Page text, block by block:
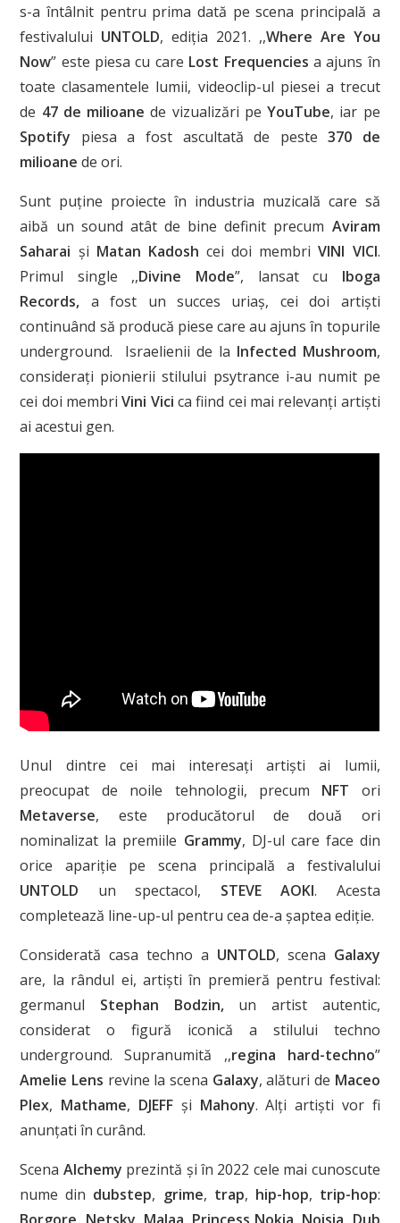
s-a întâlnit pentru prima dată pe scena principală a
festivalului UNTOLD, ediția 2021. ,,Where Are You
Now” este piesa cu care Lost Frequencies a ajuns în
toate clasamentele lumii, videoclip-ul piesei a trecut
de 47 de milioane de vizualizări peYouTube, iar pe
Spotify piesa a fost ascultată de peste370 de
milioane de ori.
Sunt puține proiecte în industria muzicală care să
aibă un sound atât de bine definit precum Aviram
Saharai și Matan Kadosh cei doi membriVINI VICI.
Primul single ,,Divine Mode”, lansat cu Iboga
Records, a fost un succes uriaș, cei doi artiști
continuând să producă piese care au ajuns în topurile
underground. Israelienii de la Infected Mushroom,
considerați pionierii stilului psytrance i-au numit pe
cei doi membriVini Vici ca fiind cei mai relevanți artiști
ai acestui gen.
Unul dintre cei mai interesați artiști ai lumii,
preocupat de noile tehnologii, precum NFT ori
Metaverse, este producătorul de două ori
nominalizat la premiile Grammy, DJ-ul care face din
orice apariție pe scena principală a festivalului
UNTOLD un spectacol, STEVE AOKI. Acesta
completează line-up-ul pentru cea de-a șaptea ediție.
Considerată casa techno a UNTOLD, scena Galaxy
are, la rândul ei, artiști în premieră pentru festival:
germanul Stephan Bodzin,un artist autentic,
considerat o figură iconică a stilului techno
underground. Supranumită ,,regina hard-techno”
Amelie Lens revine la scena Galaxy, alături de Maceo
Plex, Mathame, DJEFFși Mahony. Alți artiști vor fi
anunțati în curând.
Scena Alchemy prezintă și în 2022 cele mai cunoscute
nume din dubstep, grime, trap, hip-hop, trip-hop: